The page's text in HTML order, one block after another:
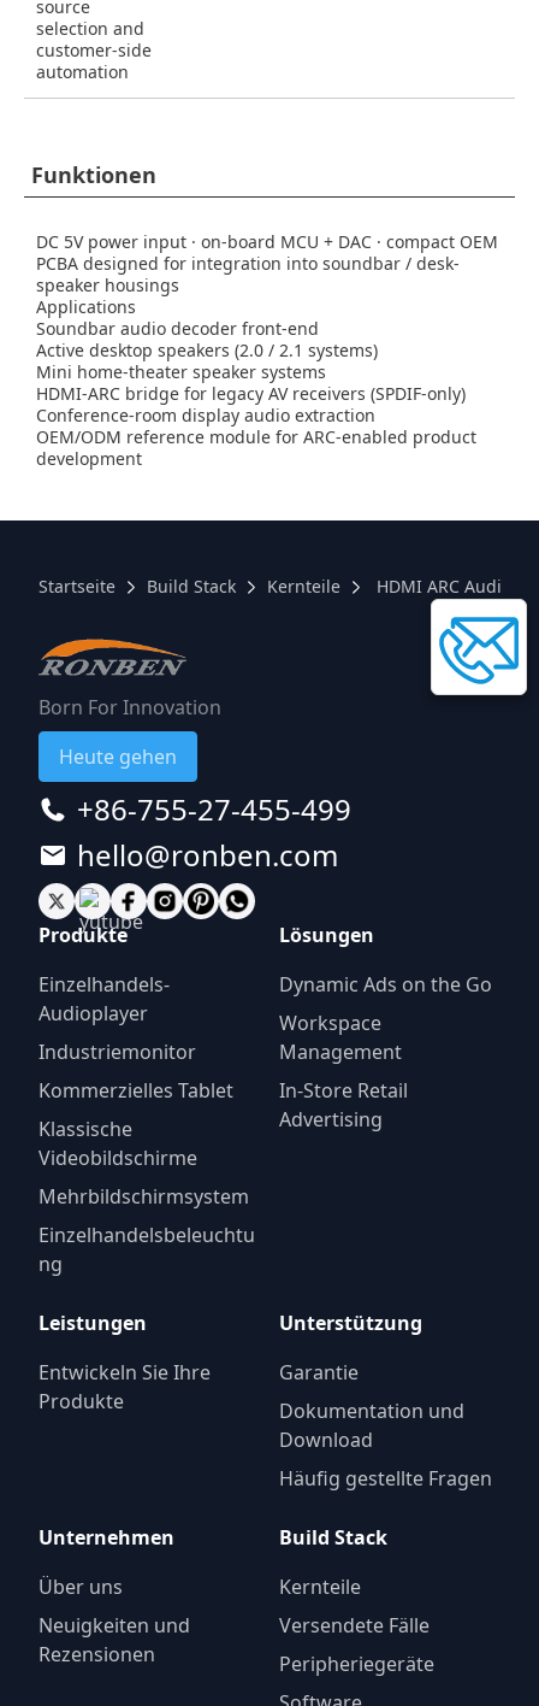
source
selection and
customer-side
automation
Funktionen
DC 5V power input · on-board MCU + DAC · compact OEM
PCBA designed for integration into soundbar / desk-
speaker housings
Applications
Soundbar audio decoder front-end
Active desktop speakers (2.0 / 2.1 systems)
Mini home-theater speaker systems
HDMI-ARC bridge for legacy AV receivers (SPDIF-only)
Conference-room display audio extraction
OEM/ODM reference module for ARC-enabled product
development
Startseite Build Stack Kernteile HDMI ARC Audio
Born For Innovation
Heute gehen
+86-755-27-455-499
hello@ronben.com
Produkte
Einzelhandels-
Audioplayer
Industriemonitor
Kommerzielles Tablet
Klassische
Videobildschirme
Mehrbildschirmsystem
Einzelhandelsbeleuchtu
ng
Lösungen
Dynamic Ads on the Go
Workspace
Management
In-Store Retail
Advertising
Leistungen
Entwickeln Sie Ihre
Produkte
Unterstützung
Garantie
Dokumentation und
Download
Häufig gestellte Fragen
Unternehmen
Über uns
Neuigkeiten und
Rezensionen
Build Stack
Kernteile
Versendete Fälle
Peripheriegeräte